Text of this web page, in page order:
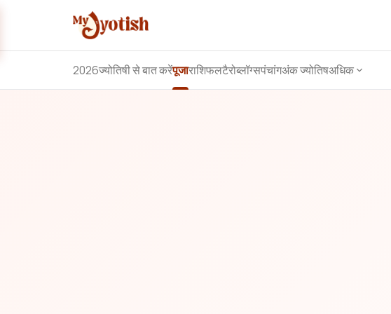
2026ज्योतिषी से बात करेंपूजाराशिफलटैरोब्लॉग्सपंचांगअंक ज्योतिषअधिक